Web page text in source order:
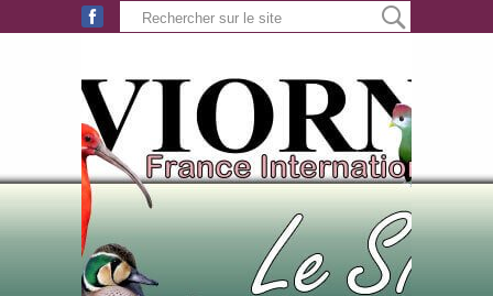
Aller au contenu principal